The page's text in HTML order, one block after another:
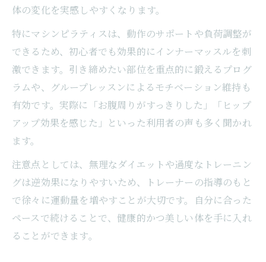
体の変化を実感しやすくなります。
特にマシンピラティスは、動作のサポートや負荷調整が
できるため、初心者でも効果的にインナーマッスルを刺
激できます。引き締めたい部位を重点的に鍛えるプログ
ラムや、グループレッスンによるモチベーション維持も
有効です。実際に「お腹周りがすっきりした」「ヒップ
アップ効果を感じた」といった利用者の声も多く聞かれ
ます。
注意点としては、無理なダイエットや過度なトレーニン
グは逆効果になりやすいため、トレーナーの指導のもと
で徐々に運動量を増やすことが大切です。自分に合った
ペースで続けることで、健康的かつ美しい体を手に入れ
ることができます。